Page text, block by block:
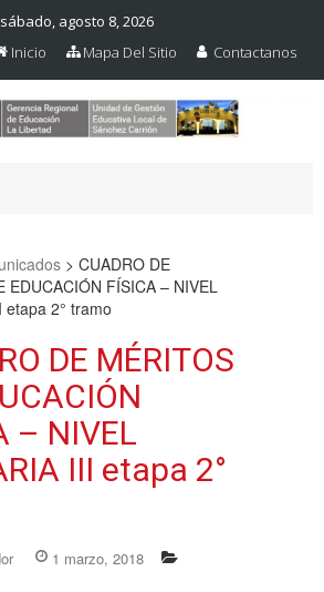
sábado, agosto 8, 2026
Inicio
Mapa Del Sitio Contactanos
>CUADRO DE
EDUCACIÓN FÍSICA – NIVEL
etapa 2° tramo
DE MÉRITOS
– NIVEL
III etapa 2°
1 marzo, 2018